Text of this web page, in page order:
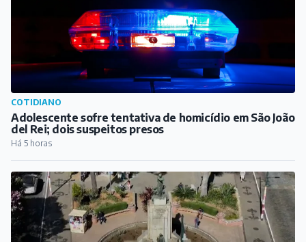
COTIDIANO
Adolescente sofre tentativa de homicídio em São João
del Rei; dois suspeitos presos
Há 5 horas